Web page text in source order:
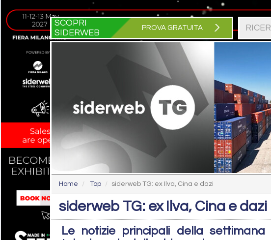
SCOPRI
SIDERWEB
PROVA GRATUITA
Home Top siderweb TG: ex Ilva, Cina e dazi
siderweb TG: ex Ilva, Cina e dazi
Le notizie principali della